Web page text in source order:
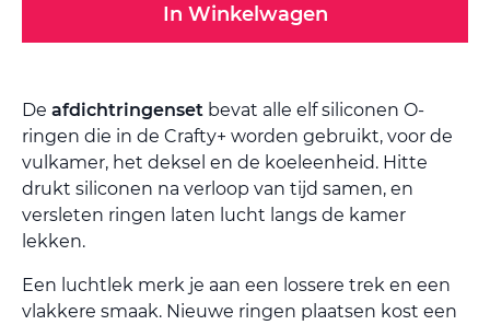
In Winkelwagen
De afdichtringenset bevat alle elf siliconen O-
ringen die in de Crafty+ worden gebruikt, voor de
vulkamer, het deksel en de koeleenheid. Hitte
drukt siliconen na verloop van tijd samen, en
versleten ringen laten lucht langs de kamer
lekken.
Een luchtlek merk je aan een lossere trek en een
vlakkere smaak. Nieuwe ringen plaatsen kost een